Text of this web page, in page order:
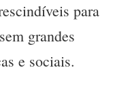
para
grandes
e sociais.